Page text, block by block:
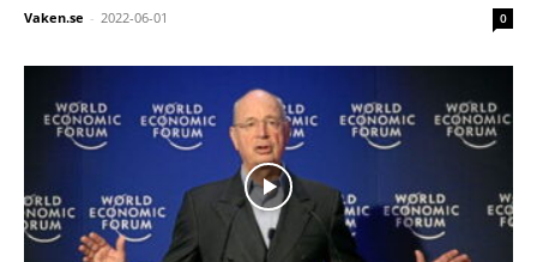
Vaken.se - 2022-06-01 0